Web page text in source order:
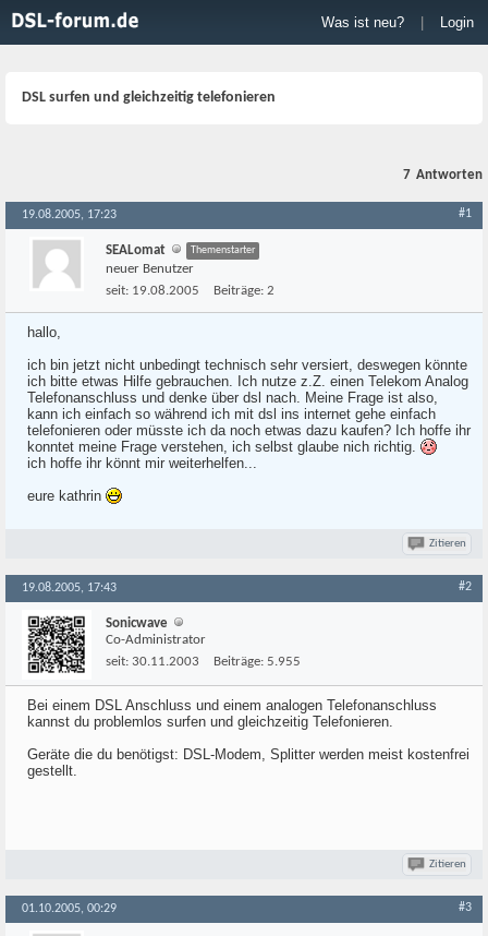
Was ist neu? Login
DSL surfen und gleichzeitig telefonieren
7 Antworten
19.08.2005, 17:23 #1
SEALomat Themenstarter
neuer Benutzer
seit: 19.08.2005 Beiträge: 2
hallo,
ich bin jetzt nicht unbedingt technisch sehr versiert, deswegen könnte
ich bitte etwas Hilfe gebrauchen. Ich nutze z.Z. einen Telekom Analog
Telefonanschluss und denke über dsl nach. Meine Frage ist also,
kann ich einfach so während ich mit dsl ins internet gehe einfach
telefonieren oder müsste ich da noch etwas dazu kaufen? Ich hoffe ihr
konntet meine Frage verstehen, ich selbst glaube nich richtig.
ich hoffe ihr könnt mir weiterhelfen...
eure kathrin
Zitieren
19.08.2005, 17:43 #2
Sonicwave
Co-Administrator
seit: 30.11.2003 Beiträge: 5.955
Bei einem DSL Anschluss und einem analogen Telefonanschluss
kannst du problemlos surfen und gleichzeitig Telefonieren.
Geräte die du benötigst: DSL-Modem, Splitter werden meist kostenfrei
gestellt.
Zitieren
01.10.2005, 00:29 #3